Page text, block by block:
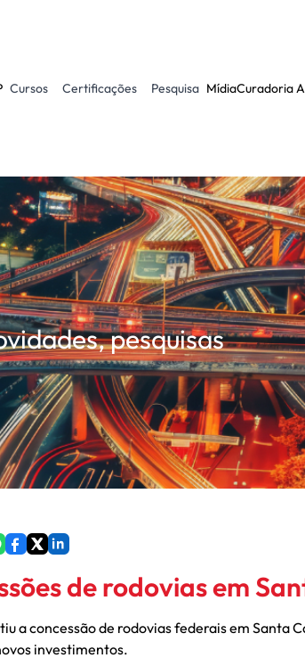
Cursos Certificações Pesquisa MídiaCuradoria
pesquisas
de rodovias em
a concessão de rodovias federais em Santa
investimentos.